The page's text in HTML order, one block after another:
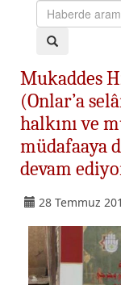
Mukaddes
(Onlar’a
halkını ve
müdafaaya
devam
28 Temmuz